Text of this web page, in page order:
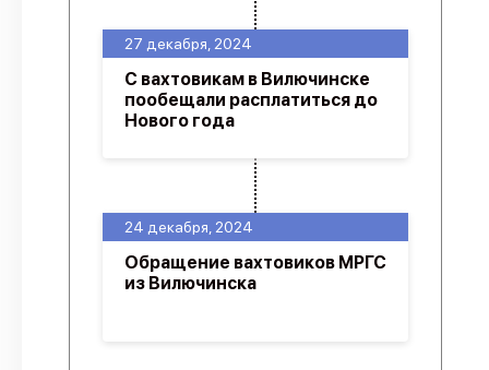
24 декабря, 2024
Обращение вахтовиков МРГС
из Вилючинска
27 декабря, 2024
С вахтовикам в Вилючинске
пообещали расплатиться до
Нового года